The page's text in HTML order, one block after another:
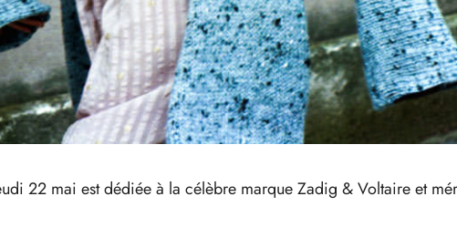
22 mai est dédiée à la célèbre marque Zadig & Voltaire et